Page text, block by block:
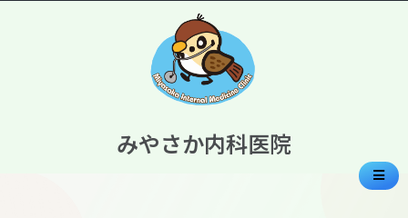
みやさか内科医院